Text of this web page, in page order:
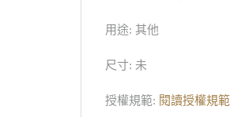
用途: 其他
尺寸: 未
授權規範: 閱讀授權規範